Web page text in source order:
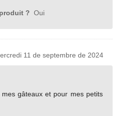
? Oui
11 de septembre de 2024
gâteaux et pour mes petits